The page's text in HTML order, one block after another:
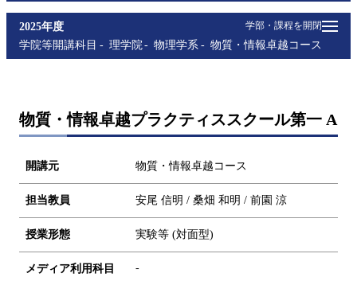
学部・課程を開閉
2025年度
学院等開講科目
理学院 物理学系 物質・情報卓越コース
物質・情報卓越プラクティススクール第一 A
開講元 物質・情報卓越コース
担当教員 安尾 信明 / 桑畑 和明 / 前園 涼
授業形態 実験等 (対面型)
メディア利用科目 -